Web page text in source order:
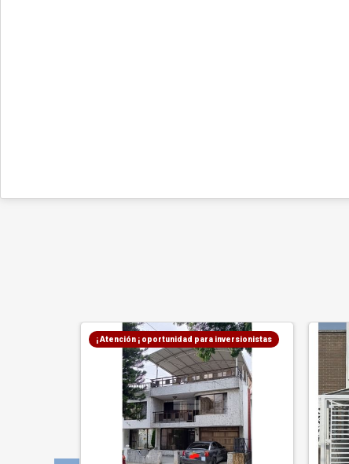
¡ Atención ¡ oportunidad para inversionistas